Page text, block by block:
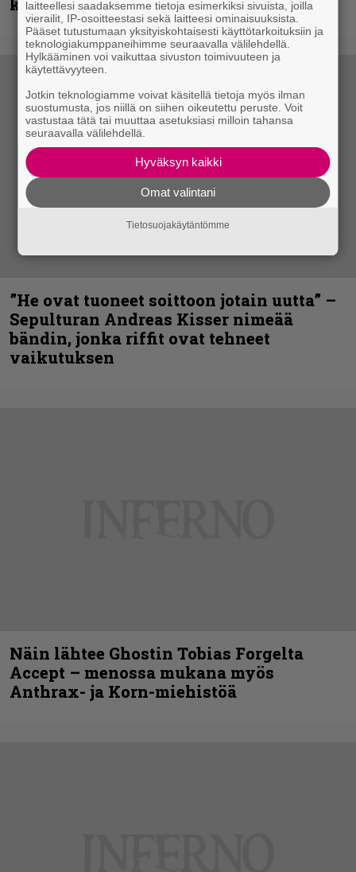
”He ovat tuoneet soittoon jotain uutta” –
Sepulturan Andreas Kisser nimeää
bändin, jonka riffit ovat tehneet
vaikutuksen
Näin lähtee Ghostin Tobias Forgelta
Accept – menossa mukana myös
Anthrax- ja Korn-miehistöä
laitteellesi saadaksemme tietoja esimerkiksi sivuista, joilla
vierailit, IP-osoitteestasi sekä laitteesi ominaisuuksista.
Pääset tutustumaan yksityiskohtaisesti käyttötarkoituksiin ja
teknologiakumppaneihimme seuraavalla välilehdellä.
Hylkääminen voi vaikuttaa sivuston toimivuuteen ja
käytettävyyteen.
Jotkin teknologiamme voivat käsitellä tietoja myös ilman
suostumusta, jos niillä on siihen oikeutettu peruste. Voit
vastustaa tätä tai muuttaa asetuksiasi milloin tahansa
seuraavalla välilehdellä.
Hyväksyn kaikki
Omat valintani
Tietosuojakäytäntömme